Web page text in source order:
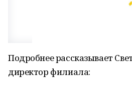
Подробнее рассказывает
директор филиала: